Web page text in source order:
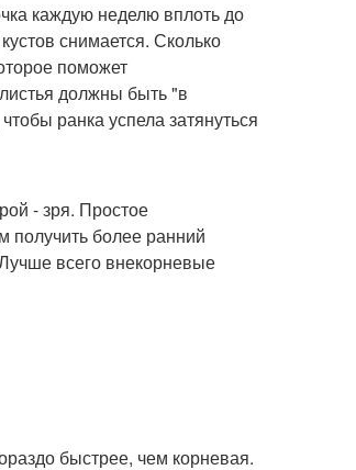
каждую неделю вплоть до
снимается. Сколько
поможет
должны быть "в
ранка успела затянуться
- зря. Простое
получить более ранний
всего внекорневые
быстрее, чем корневая.